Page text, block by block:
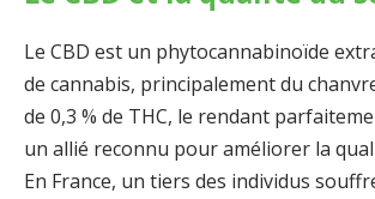
Le CBD est un phytocannabinoïde
de cannabis, principalement du
de 0,3 % de THC, le rendant
un allié reconnu pour améliorer la
En France, un tiers des individus